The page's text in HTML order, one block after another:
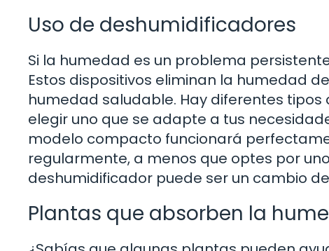
Uso de deshumidificadores
Si la humedad es un problema
Estos dispositivos eliminan la humedad
humedad saludable. Hay diferentes
elegir uno que se adapte a tus
modelo compacto funcionará
regularmente, a menos que optes por
deshumidificador puede ser un cambio
Plantas que absorben la